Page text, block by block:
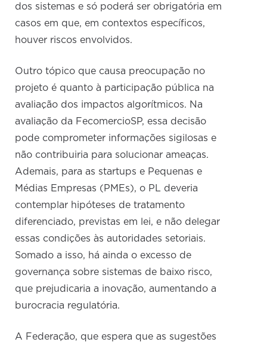
dos sistemas e só poderá ser obrigatória em
casos em que, em contextos específicos,
houver riscos envolvidos.
Outro tópico que causa preocupação no
projeto é quanto à participação pública na
avaliação dos impactos algorítmicos. Na
avaliação da FecomercioSP, essa decisão
pode comprometer informações sigilosas e
não contribuiria para solucionar ameaças.
Ademais, para as startups e Pequenas e
Médias Empresas (PMEs), o PL deveria
contemplar hipóteses de tratamento
diferenciado, previstas em lei, e não delegar
essas condições às autoridades setoriais.
Somado a isso, há ainda o excesso de
governança sobre sistemas de baixo risco,
que prejudicaria a inovação, aumentando a
burocracia regulatória.
A Federação, que espera que as sugestões